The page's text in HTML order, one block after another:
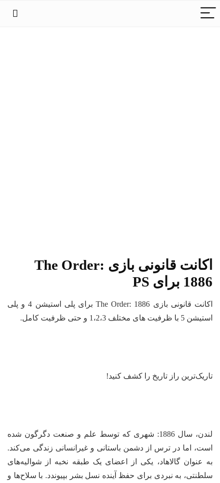
اکانت قانونی بازی The Order:
1886 برای PS
اکانت قانونی بازی The Order: 1886 برای پلی استیشن 4 و پلی
استیشن 5 با ظرفیت های مختلف 1،2،3 و حتی ظرفیت کامل.
تاریک‌ترین راز تاریخ را کشف کنید!
لندن، سال 1886: شهری که توسط علم و صنعت دگرگون شده
است، اما در ترس از دشمن باستانی و غیرانسانی زندگی می‌کند.
به عنوان گالاهاد، یکی از اعضای یک طبقه نخبه از شوالیه‌های
سلطنتی، به نبردی برای حفظ آینده نسل بشر بپیوندد. با سلاح‌ها و